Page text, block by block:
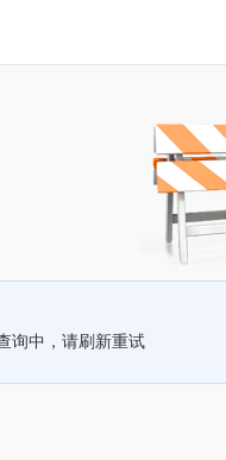
询中，请刷新重试